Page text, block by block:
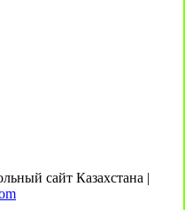
сайт Казахстана |